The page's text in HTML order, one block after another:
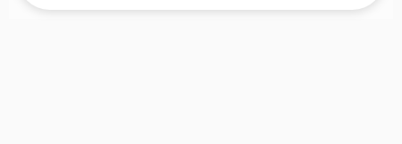
Nous recommandons de toujours monter des pneus moto avec les